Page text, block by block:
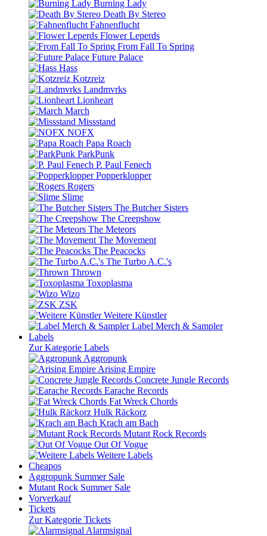
Burning Lady
Death By Stereo
Fahnenflucht
Flower Leperds
From Fall To Spring
Future Palace
Hass
Kotzreiz
Landmvrks
Lionheart
March
Missstand
NOFX
Papa Roach
ParkPunk
P. Paul Fenech
Popperklopper
Rogers
Slime
The Butcher Sisters
The Creepshow
The Meteors
The Movement
The Peacocks
The Turbo A.C.'s
Thrown
Toxoplasma
Wizo
ZSK
Weitere Künstler
Label Merch & Sampler
Labels
Zur Kategorie Labels
Aggropunk
Arising Empire
Concrete Jungle Records
Earache Records
Fat Wreck Chords
Hulk Räckorz
Krach am Bach
Mutant Rock Records
Out Of Vogue
Weitere Labels
Cheapos
Aggropunk Summer Sale
Mutant Rock Summer Sale
Vorverkauf
Tickets
Zur Kategorie Tickets
Alarmsignal